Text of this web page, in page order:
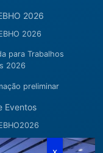
2026
2026
para Trabalhos
2026
preliminar
Eventos